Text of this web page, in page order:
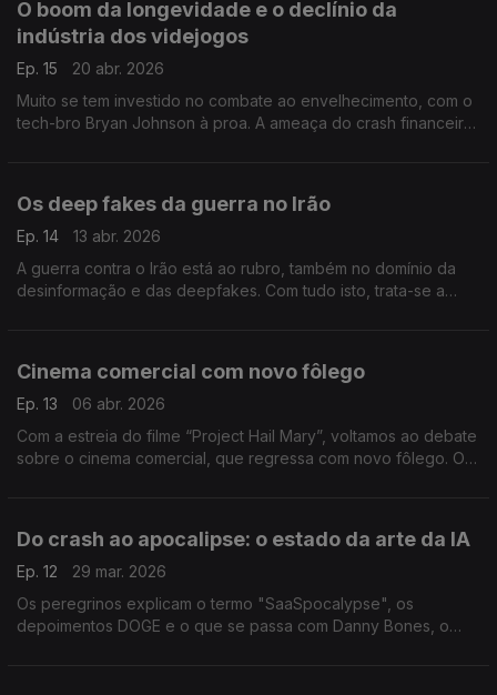
O boom da longevidade e o declínio da
indústria dos videjogos
Ep. 15
20 abr. 2026
Muito se tem investido no combate ao envelhecimento, com o
tech-bro Bryan Johnson à proa. A ameaça do crash financeiro
Os deep fakes da guerra no Irão
Ep. 14
13 abr. 2026
A guerra contra o Irão está ao rubro, também no domínio da
desinformação e das deepfakes. Com tudo isto, trata-se a
Cinema comercial com novo fôlego
Ep. 13
06 abr. 2026
Com a estreia do filme “Project Hail Mary”, voltamos ao debate
sobre o cinema comercial, que regressa com novo fôlego. O
Do crash ao apocalipse: o estado da arte da IA
Ep. 12
29 mar. 2026
Os peregrinos explicam o termo "SaaSpocalypse", os
depoimentos DOGE e o que se passa com Danny Bones, o